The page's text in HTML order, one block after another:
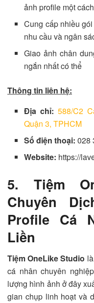
ảnh profile một
Cung cấp nhiều
nhu cầu và ngân
Giao ảnh chân
ngắn nhất có thể
Thông tin liên hệ:
Địa chỉ: 588/C2
Quận 3, TPHCM
Số điện thoại: 028
Website: https://
5. Tiệm
Chuyên
Profile Cá
Liền
Tiệm OneLike Studio
cá nhân chuyên
lượng hình ảnh ở đây
gian chụp linh hoạt và